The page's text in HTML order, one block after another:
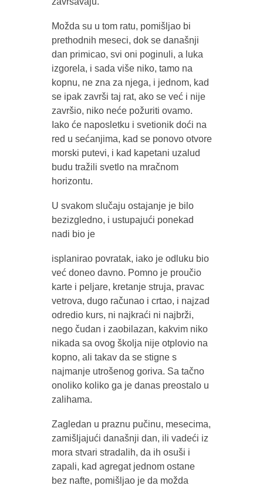
Možda su u tom ratu, pomišljao bi
prethodnih meseci, dok se današnji
dan primicao, svi oni poginuli, a luka
izgorela, i sada više niko, tamo na
kopnu, ne zna za njega, i jednom, kad
se ipak završi taj rat, ako se već i nije
završio, niko neće požuriti ovamo.
Iako će naposletku i svetionik doći na
red u sećanjima, kad se ponovo otvore
morski putevi, i kad kapetani uzalud
budu tražili svetlo na mračnom
horizontu.
U svakom slučaju ostajanje je bilo
bezizgledno, i ustupajući ponekad
nadi bio je
isplanirao povratak, iako je odluku bio
već doneo davno. Pomno je proučio
karte i peljare, kretanje struja, pravac
vetrova, dugo računao i crtao, i najzad
odredio kurs, ni najkraći ni najbrži,
nego čudan i zaobilazan, kakvim niko
nikada sa ovog školja nije otplovio na
kopno, ali takav da se stigne s
najmanje utrošenog goriva. Sa tačno
onoliko koliko ga je danas preostalo u
zalihama.
Zagledan u praznu pučinu, mesecima,
zamišljajući današnji dan, ili vadeći iz
mora stvari stradalih, da ih osuši i
zapali, kad agregat jednom ostane
bez nafte, pomišljao je da možda